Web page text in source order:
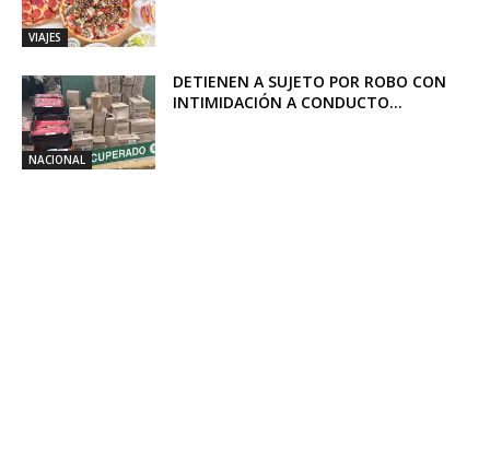
VIAJES
NACIONAL
DETIENEN A SUJETO POR ROBO CON
INTIMIDACIÓN A CONDUCTO...